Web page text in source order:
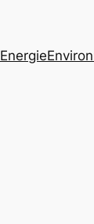
Energie